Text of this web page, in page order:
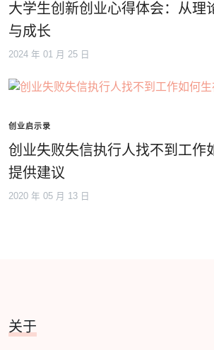
大学生创新创业心得体会：从理
与成长
2024 年 01 月 25 日
创业启示录
创业失败失信执行人找不到工作
提供建议
2020 年 05 月 13 日
关于